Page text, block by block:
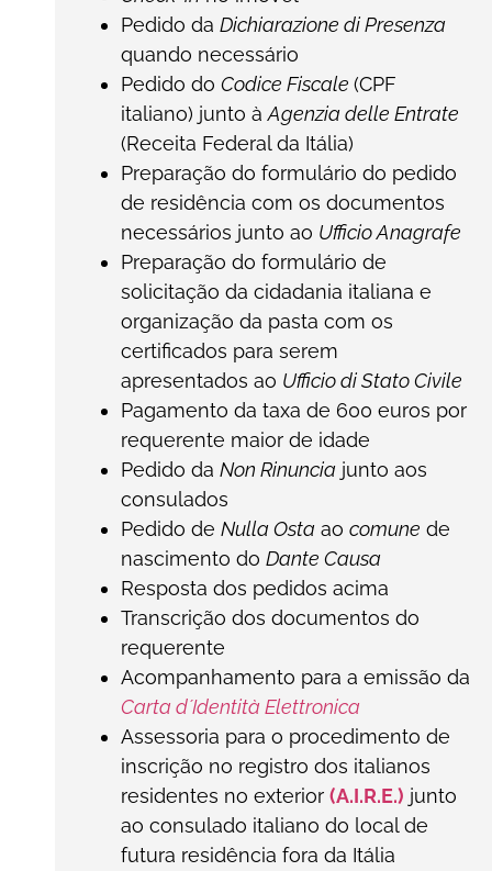
Pedido da Dichiarazione di Presenza
quando necessário
Pedido do Codice Fiscale (CPF
italiano) junto àAgenzia delle Entrate
(Receita Federal da Itália)
Preparação do formulário do pedido
de residência com os documentos
necessários junto ao Ufficio Anagrafe
Preparação do formulário de
solicitação da cidadania italiana e
organização da pasta com os
certificados para serem
apresentados ao Ufficio di Stato Civile
Pagamento da taxa de 600 euros por
requerente maior de idade
Pedido da Non Rinuncia junto aos
consulados
Pedido de Nulla Osta ao comune de
nascimento do Dante Causa
Resposta dos pedidos acima
Transcrição dos documentos do
requerente
Acompanhamento para a emissão da
Carta d´Identità Elettronica
Assessoria para o procedimento de
inscrição no registro dos italianos
residentes no exterior (A.I.R.E.) junto
ao consulado italiano do local de
futura residência fora da Itália